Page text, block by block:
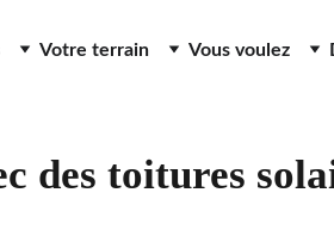
Votre terrain Vous voulez
des toitures